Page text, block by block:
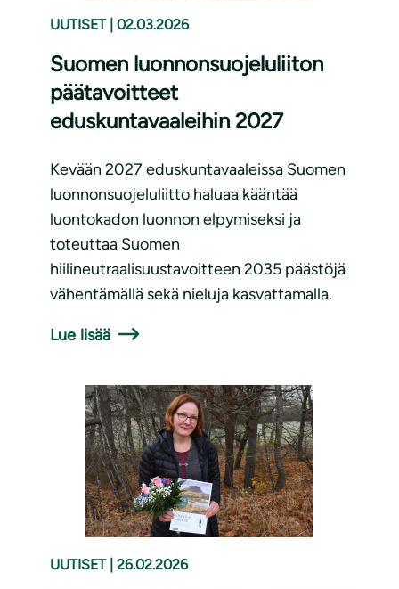
UUTISET 02.03.2026
Suomen luonnonsuojeluliiton
päätavoitteet
eduskuntavaaleihin 2027
Kevään 2027 eduskuntavaaleissa Suomen
luonnonsuojeluliitto haluaa kääntää
luontokadon luonnon elpymiseksi ja
toteuttaa Suomen
hiilineutraalisuustavoitteen 2035 päästöjä
vähentämällä sekä nieluja kasvattamalla.
Lue lisää
UUTISET 26.02.2026